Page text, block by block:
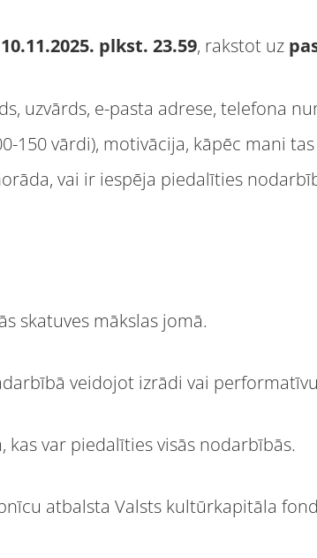
10.11.2025. plkst. 23.59, rakstot uz
uzvārds, e-pasta adrese, telefona
150 vārdi), motivācija, kāpēc mani
vai ir iespēja piedalīties
skatuves mākslas jomā.
veidojot izrādi vai
kas var piedalīties visās nodarbībās.
atbalsta Valsts kultūrkapitāla